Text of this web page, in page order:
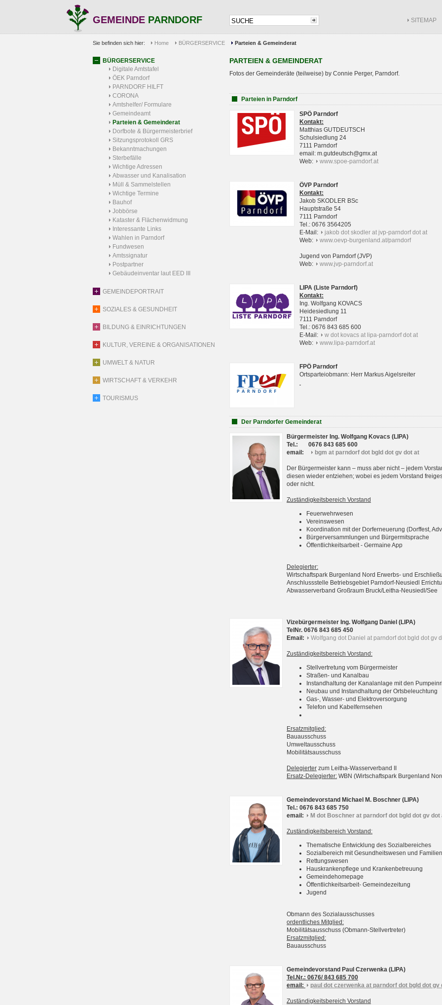
GEMEINDE PARNDORF SITEMAP
Sie befinden sich hier: Home BÜRGERSERVICE Parteien & Gemeinderat
BÜRGERSERVICE
Digitale Amtstafel
ÖEK Parndorf
PARNDORF HILFT
CORONA
Amtshelfer/ Formulare
Gemeindeamt
Parteien & Gemeinderat
Dorfbote & Bürgermeisterbrief
Sitzungsprotokoll GRS
Bekanntmachungen
Sterbefälle
Wichtige Adressen
Abwasser und Kanalisation
Müll & Sammelstellen
Wichtige Termine
Bauhof
Jobbörse
Kataster & Flächenwidmung
Interessante Links
Wahlen in Parndorf
Fundwesen
Amtssignatur
Postpartner
Gebäudeinventar laut EED III
GEMEINDEPORTRAIT
SOZIALES & GESUNDHEIT
BILDUNG & EINRICHTUNGEN
KULTUR, VEREINE & ORGANISATIONEN
UMWELT & NATUR
WIRTSCHAFT & VERKEHR
TOURISMUS
PARTEIEN & GEMEINDERAT
Fotos der Gemeinderäte (teilweise) by Connie Perger, Parndorf.
Parteien in Parndorf
SPÖ Parndorf
Kontakt:
Matthias GUTDEUTSCH
Schulsiedlung 24
7111 Parndorf
email: m.gutdeutsch@gmx.at
Web:
www.spoe-parndorf.at
ÖVP Parndorf
Kontakt:
Jakob SKODLER BSc
Hauptstraße 54
7111 Parndorf
Tel.: 0676 3564205
E-Mail:
jakob dot skodler at jvp-parndorf dot at
Web:
www.oevp-burgenland.at/parndorf
Jugend von Parndorf (JVP)
Web:
www.jvp-parndorf.at
LIPA (Liste Parndorf)
Kontakt:
Ing. Wolfgang KOVACS
Heidesiedlung 11
7111 Parndorf
Tel.: 0676 843 685 600
E-Mail:
w dot kovacs at lipa-parndorf dot at
Web:
www.lipa-parndorf.at
FPÖ Parndorf
Ortsparteiobmann: Herr Markus Aigelsreiter
Der Parndorfer Gemeinderat
Bürgermeister Ing. Wolfgang Kovacs (LIPA)
Tel.: 0676 843 685 600
email:
bgm at parndorf dot bgld dot gv dot at
Der Bürgermeister kann – muss aber nicht – jedem
diesen wieder entziehen; wobei es jedem Vorstand
oder nicht.
Zuständigkeitsbereich Vorstand
Feuerwehrwesen
Vereinswesen
Koordination mit der Dorferneuerung (Dorffest,
Bürgerversammlungen und Bürgermitsprache
Öffentlichkeitsarbeit - Germaine App
Delegierter:
Wirtschaftspark Burgenland Nord Erwerbs- und
Anschlussstelle Betriebsgebiet Parndorf-Neusiedl
Abwasserverband Großraum Bruck/Leitha-Neusiedl/See
Vizebürgermeister Ing. Wolfgang Daniel (LIPA)
TelNr. 0676 843 685 450
Email:
Wolfgang dot Daniel at parndorf dot bgld dot gv
Zuständigkeitsbereich Vorstand:
Stellvertretung vom Bürgermeister
Straßen- und Kanalbau
Instandhaltung der Kanalanlage mit den
Neubau und Instandhaltung der Ortsbeleuchtung
Gas-, Wasser- und Elektroversorgung
Telefon und Kabelfernsehen
Ersatzmitglied:
Bauausschuss
Umweltausschuss
Mobilitätsausschuss
Delegierter zum Leitha-Wasserverband II
Ersatz-Delegierter: WBN (Wirtschaftspark Burgenland
Gemeindevorstand Michael M. Boschner (LIPA)
Tel.: 0676 843 685 750
email:
M dot Boschner at parndorf dot bgld dot gv dot
Zuständigkeitsbereich Vorstand:
Thematische Entwicklung des Sozialbereiches
Sozialbereich mit Gesundheitswesen und
Rettungswesen
Hauskrankenpflege und Krankenbetreuung
Gemeindehomepage
Öffentlichkeitsarbeit- Gemeindezeitung
Jugend
Obmann des Sozialausschusses
ordentliches Mitglied:
Mobilitätsausschuss (Obmann-Stellvertreter)
Ersatzmitglied:
Bauausschuss
Gemeindevorstand Paul Czerwenka (LIPA)
Tel.Nr.: 0676/ 843 685 700
email:
paul dot czerwenka at parndorf dot bgld dot gv
Zuständigkeitsbereich Vorstand